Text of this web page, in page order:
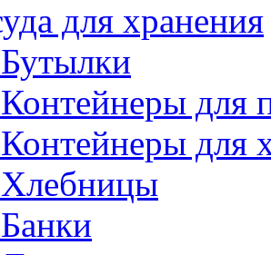
для хранения
для
для